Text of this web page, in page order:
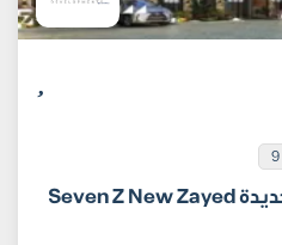
كمبوند سيفين زي زايد الجديدة Seven Z New Zayed